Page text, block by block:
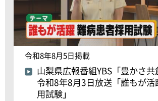
令和8年8月5日掲載
山梨県広報番組YBS「豊かさ共
令和8年8月3日放送「誰もが活
用試験」